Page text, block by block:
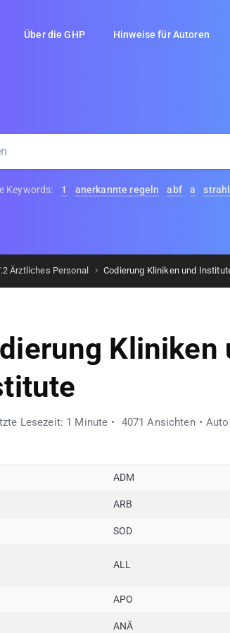
Über die GHP Hinweise für Autoren
Keywords: 1 anerkannte regeln abf a
Ärztliches Personal Codierung Kliniken und
Kliniken
Lesezeit: 1 Minute 4071 Ansichten
ADM
ARB
SOD
ALL
APO
ANÄ